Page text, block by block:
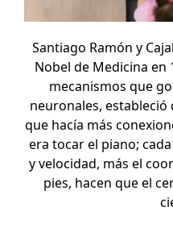
Santiago Ramón y
Nobel de Medicina en
mecanismos que
neuronales, estableció
que hacía más
era tocar el piano;
y velocidad, más el
pies, hacen que el